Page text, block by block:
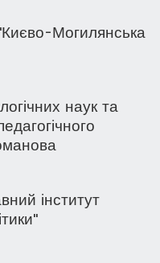
Могилянська
наук та
інститут